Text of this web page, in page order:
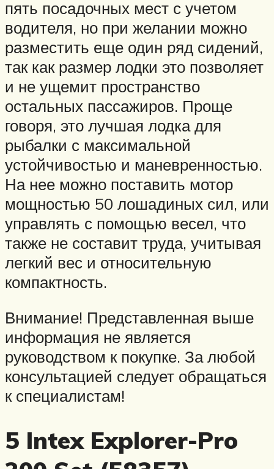
пять посадочных мест с учетом
водителя, но при желании можно
разместить еще один ряд сидений,
так как размер лодки это позволяет
и не ущемит пространство
остальных пассажиров. Проще
говоря, это лучшая лодка для
рыбалки с максимальной
устойчивостью и маневренностью.
На нее можно поставить мотор
мощностью 50 лошадиных сил, или
управлять с помощью весел, что
также не составит труда, учитывая
легкий вес и относительную
компактность.
Внимание! Представленная выше
информация не является
руководством к покупке. За любой
консультацией следует обращаться
к специалистам!
5 Intex Explorer-Pro